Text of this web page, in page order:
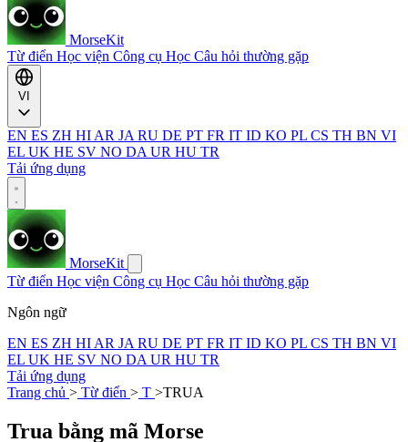
MorseKit
Từ điển Học viện Công cụ Học Câu hỏi thường gặp
EN ES ZH HI AR JA RU DE PT FR IT ID KO PL CS TH BN VI
EL UK HE SV NO DA UR HU TR
Tải ứng dụng
MorseKit
Từ điển Học viện Công cụ Học Câu hỏi thường gặp
Ngôn ngữ
EN ES ZH HI AR JA RU DE PT FR IT ID KO PL CS TH BN VI
EL UK HE SV NO DA UR HU TR
Tải ứng dụng
Trang chủ > Từ điển > T >TRUA
Trua bằng mã Morse